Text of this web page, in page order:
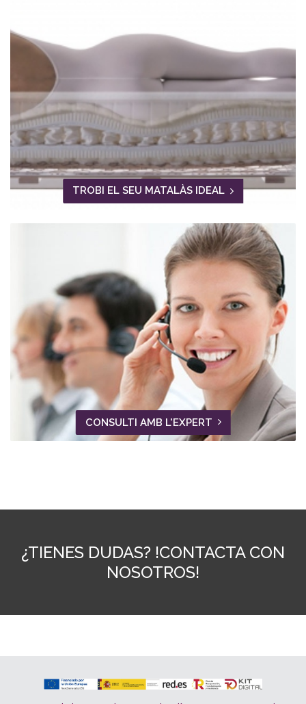
TROBI EL SEU MATALÀS IDEAL
CONSULTI AMB L'EXPERT
¿TIENES DUDAS? !CONTACTA CON
NOSOTROS!